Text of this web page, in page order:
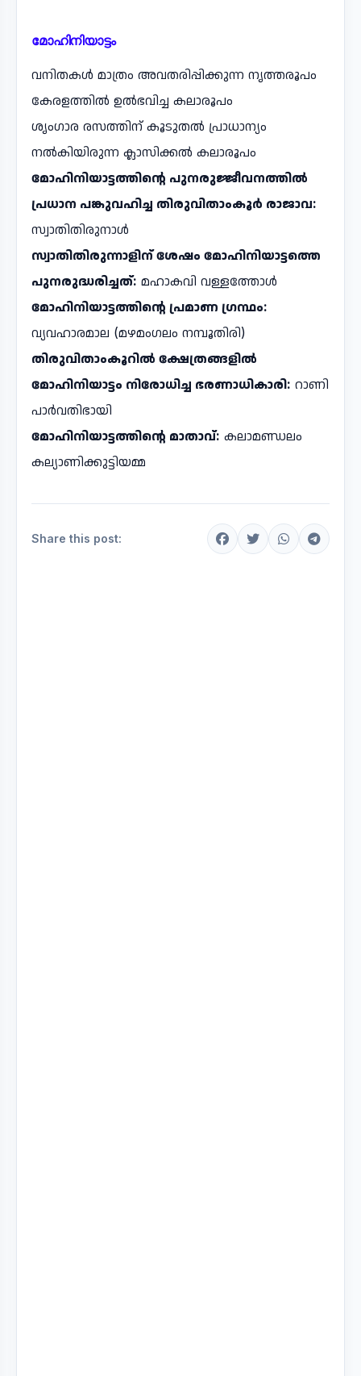
മോഹിനിയാട്ടം
വനിതകൾ മാത്രം അവതരിപ്പിക്കുന്ന നൃത്തരൂപം
കേരളത്തിൽ ഉൽഭവിച്ച കലാരൂപം
ശൃംഗാര രസത്തിന് കൂടുതൽ പ്രാധാന്യം
നൽകിയിരുന്ന ക്ലാസിക്കൽ കലാരൂപം
മോഹിനിയാട്ടത്തിന്റെ പുനരുജ്ജീവനത്തിൽ
പ്രധാന പങ്കുവഹിച്ച തിരുവിതാംകൂർ രാജാവ:
സ്വാതിതിരുനാൾ
സ്വാതിതിരുന്നാളിന് ശേഷം മോഹിനിയാട്ടത്തെ
പുനരുദ്ധരിച്ചത്: മഹാകവി വള്ളത്തോൾ
മോഹിനിയാട്ടത്തിന്റെ പ്രമാണ ഗ്രന്ഥം:
വ്യവഹാരമാല (മഴമംഗലം നമ്പൂതിരി)
തിരുവിതാംകൂറിൽ ക്ഷേത്രങ്ങളിൽ
മോഹിനിയാട്ടം നിരോധിച്ച ഭരണാധികാരി: റാണി
പാർവതിഭായി
മോഹിനിയാട്ടത്തിന്റെ മാതാവ്: കലാമണ്ഡലം
കല്യാണിക്കുട്ടിയമ്മ
Share this post: